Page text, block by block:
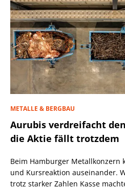
METALLE & BERGBAU
Aurubis verdreifacht
die Aktie fällt trotzdem
Beim Hamburger Metallkonzern
und Kursreaktion auseinander.
trotz starker Zahlen Kasse